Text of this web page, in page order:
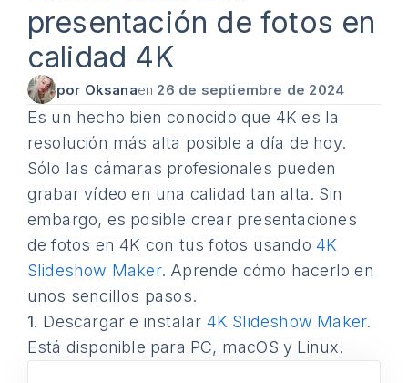
presentación de fotos en
calidad 4K
por Oksanaen 26 de septiembre de 2024
Es un hecho bien conocido que 4K es la
resolución más alta posible a día de hoy.
Sólo las cámaras profesionales pueden
grabar vídeo en una calidad tan alta. Sin
embargo, es posible crear presentaciones
de fotos en 4K con tus fotos usando4K
Slideshow Maker. Aprende cómo hacerlo en
unos sencillos pasos.
1. Descargar e instalar 4K Slideshow Maker.
Está disponible para PC, macOS y Linux.